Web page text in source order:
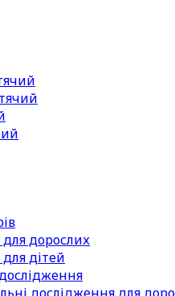
для дорослих
для дітей